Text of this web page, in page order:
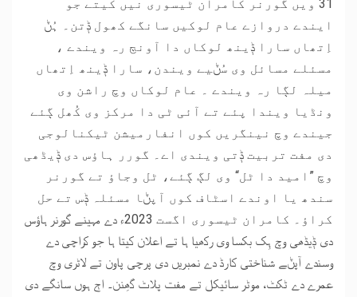
31 ویں گورنر کامران ٹیسوری نیں کیتے جو
ایندے دروازے عام لوکیں سانگے کھول ݙتن۔ ہُݨ
اِتھاں سارا ݙینھ لوکاں دا آونڄ رہ ویندے ،
مسئلے مسائل وی سُݨیے ویندن، سارا ݙینھ اِتھاں
میلہ لڳا رہ ویندے ۔ عام لوکاں وچ راشن وی
ونڈیا ویندا پئے تے آئی ٹی دا مرکز وی کُھل ڳئے
جیندے وچ نینگریں کوں انفارمیشن ٹیکنالوجی
دی مفت تربیت ݙتی ویندی اے۔ گورر ہاﺅس دی ݙیڈھی
وچ ”امید دا ٹل“ وی لڳ ڳئے، ٹل وجاﺅ تے گورنر
سندھ یا اوندے اسٹاف کوں آپݨا مسئلہ ݙس تے حل
کراﺅ۔ کامران ٹیسوری اگست 2023ء دے مہینے گورنر ہاﺅس
دی ݙیڈھی وچ ہِک بکسا وی رکھیا ہا تے اعلان کیتا ہا جو کراچی دے
وسندے آپݨے شناختی کارڈ دے نمبریں دی پرچی پاون تے لاٹری وچ
عمرے دے ٹکٹ، موٹر سائیکل تے مفت پلاٹ گھِنن۔ اڄ ہوں سانگے دی